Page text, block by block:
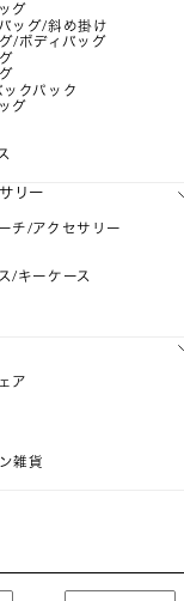
グ
ッグ/斜め掛け
/ボディバッグ
クパック
グ
リー
チ/アクセサリー
/キーケース
ア
雑貨